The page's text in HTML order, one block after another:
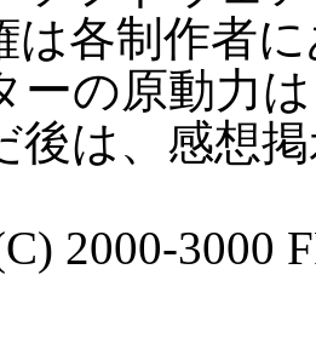
は各制作者
ーの原動力
後は、感想
2000-3000